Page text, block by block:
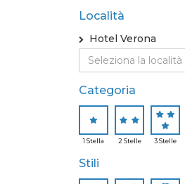
Località
Hotel Verona
Categoria
1 Stella 2 Stelle 3 Stelle
Stili